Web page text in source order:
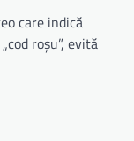
care indică
roșu”, evită